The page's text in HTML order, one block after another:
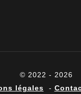
© 2022 - 2026
légales -